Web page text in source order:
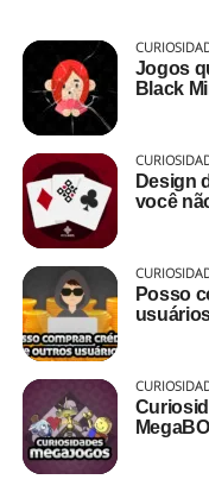
Jogos
Black
Design
você
Posso